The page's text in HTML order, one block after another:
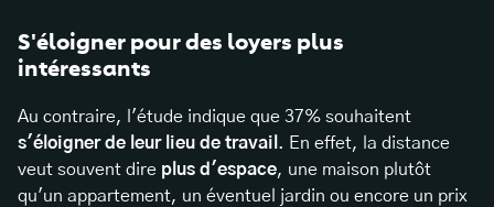
S'éloigner pour des loyers plus
intéressants
Au contraire, l'étude indique que 37% souhaitent
s'éloigner de leur lieu de travail . En effet, la distance
veut souvent dire plus d'espace, une maison plutôt
qu'un appartement, un éventuel jardin ou encore un prix